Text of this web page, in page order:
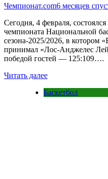
Чемпионат.com6 месяцев
Сегодня, 4 февраля,
чемпионата Национальной
сезона-2025/2026, в котором
принимал «Лос-Анджелес
победой гостей — 125:109….
Читать далее
Баскетбол